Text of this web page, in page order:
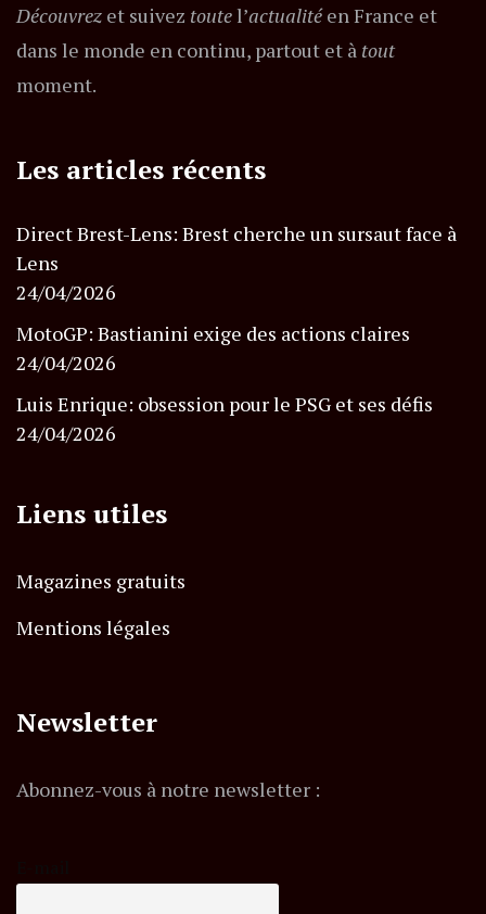
Découvrez et suivez toutel’actualitéen France et
dans le monde en continu, partout et à tout
moment.
Les articles récents
Direct Brest-Lens: Brest cherche un sursaut face à
Lens
24/04/2026
MotoGP: Bastianini exige des actions claires
24/04/2026
Luis Enrique: obsession pour le PSG et ses défis
24/04/2026
Liens utiles
Magazines gratuits
Mentions légales
Newsletter
Abonnez-vous à notre newsletter :